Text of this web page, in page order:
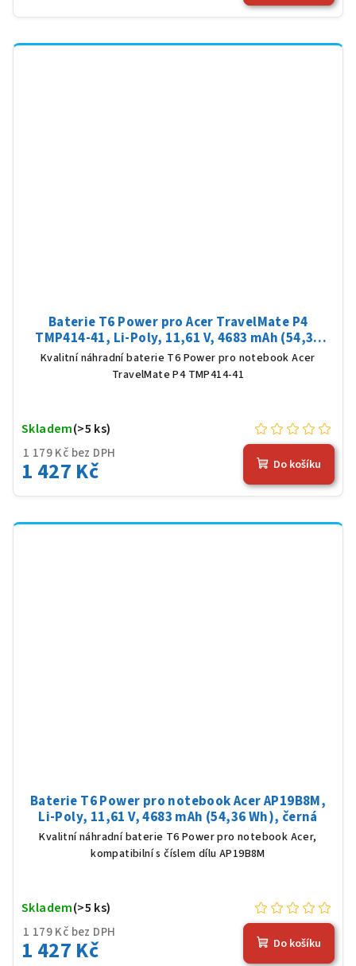
Baterie T6 Power pro Acer TravelMate P4
TMP414-41, Li-Poly, 11,61 V, 4683 mAh (54,36
Wh), černá
Kvalitní náhradní baterie T6 Power pro notebook Acer
TravelMate P4 TMP414-41
1 179 Kč bez DPH
1 427 Kč
Skladem(>5 ks)
Do košíku
Baterie T6 Power pro notebook Acer AP19B8M,
Li-Poly, 11,61 V, 4683 mAh (54,36 Wh), černá
Kvalitní náhradní baterie T6 Power pro notebook Acer,
kompatibilní s číslem dílu AP19B8M
1 179 Kč bez DPH
1 427 Kč
Skladem(>5 ks)
Do košíku